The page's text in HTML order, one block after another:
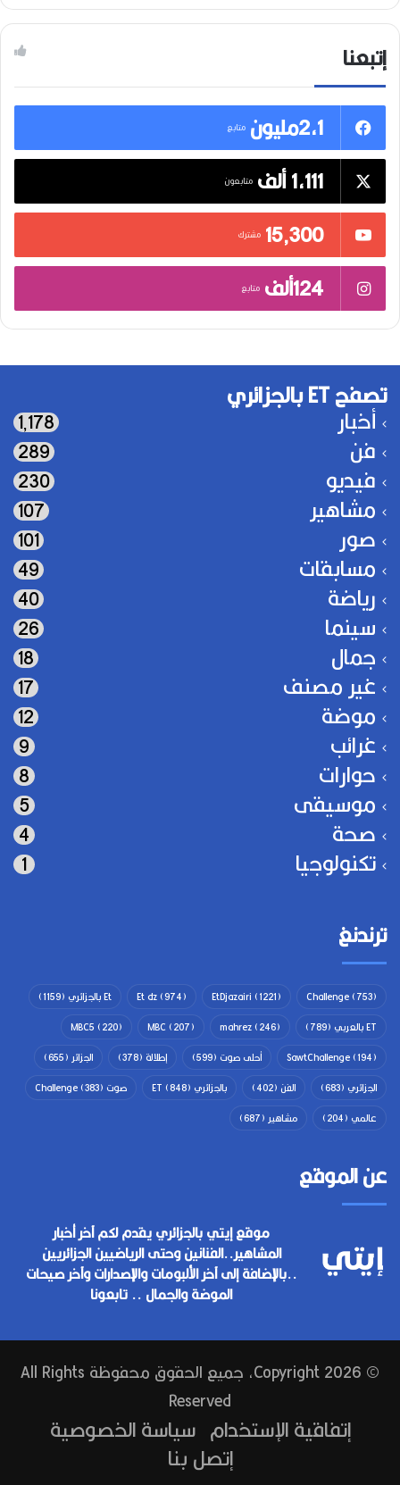
إتبعنا
2,1مليون
متابع
1,111 ألف متابعون
15٬300 مشترك
124ألف متابع
تصفح ET بالجزائري
أخبار 1٬178
فن 289
فيديو 230
مشاهير 107
صور 101
مسابقات 49
رياضة 40
سينما 26
جمال 18
غير مصنف 17
موضة 12
غرائب 9
حوارات 8
موسيقى 5
صحة 4
تكنولوجيا 1
ترندنغ
Challenge(753)
EtDjazairi (1221)
Et dz(974) Et بالجزائري
(1159)
ET بالعربي
(789)
mahrez(246)
MBC(207)
MBC5 (220)
SawtChallenge(194) أحلى صوت (599) إطلالة (378) الجزائر (655)
الجزائري (683) الفن (402) بالجزائري ET (848) صوت Challenge (383)
عالمي (204) مشاهير (687)
عن الموقع
موقع إيتي بالجزائري يقدم لكم آخر أخبار
المشاهير..الفنانين وحتى الرياضيين الجزائريين
..بالإضافة إلى آخر الألبومات والإصدارات وآخر صيحات
الموضة والجمال .. تابعونا
© Copyright 2026, جميع الحقوق محفوظة All Rights
Reserved
إتفاقية الإستخدام سياسة الخصوصية
إتصل بنا